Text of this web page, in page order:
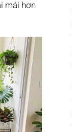
mái hơn